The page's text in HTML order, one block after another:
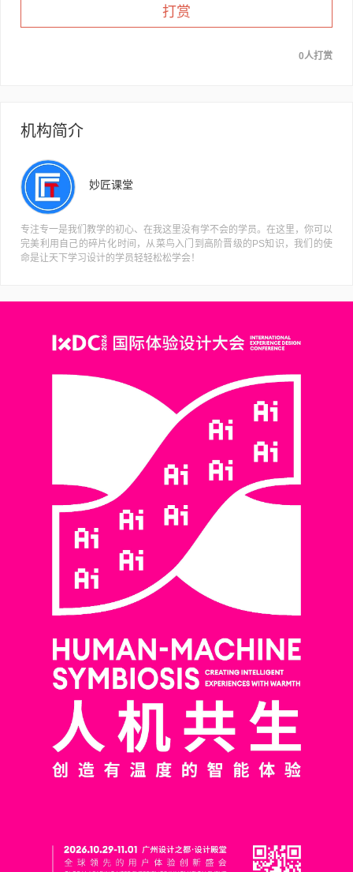
打赏
0人打赏
机构简介
妙匠课堂
专注专一是我们教学的初心、在我这里没有学不会的学员。在这里，你可以
完美利用自己的碎片化时间，从菜鸟入门到高阶晋级的PS知识，我们的使
命是让天下学习设计的学员轻轻松松学会！